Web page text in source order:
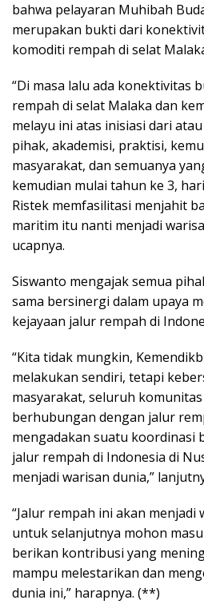
bahwa pelayaran Muhibah
merupakan bukti dari
komoditi rempah di selat
“Di masa lalu ada konektivitas
rempah di selat Malaka dan
melayu ini atas inisiasi dari
pihak, akademisi, praktisi,
masyarakat, dan semuanya
kemudian mulai tahun ke 3,
Ristek memfasilitasi menjahit
maritim itu nanti menjadi
ucapnya.
Siswanto mengajak semua
sama bersinergi dalam upaya
kejayaan jalur rempah di
“Kita tidak mungkin,
melakukan sendiri, tetapi
masyarakat, seluruh
berhubungan dengan jalur
mengadakan suatu koordinasi
jalur rempah di Indonesia di
menjadi warisan dunia,”
“Jalur rempah ini akan menjadi
untuk selanjutnya mohon
berikan kontribusi yang
mampu melestarikan dan
dunia ini,” harapnya. (**)